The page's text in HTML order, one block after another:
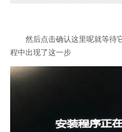
然后点击确认这里呢就等待
程中出现了这一步